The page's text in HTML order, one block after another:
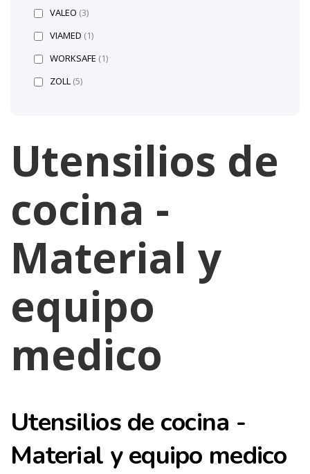
Utensilios de
cocina -
Material y
equipo
medico
Utensilios de cocina -
Material y equipo medico
VALEO (3)
VIAMED (1)
WORKSAFE (1)
ZOLL (5)